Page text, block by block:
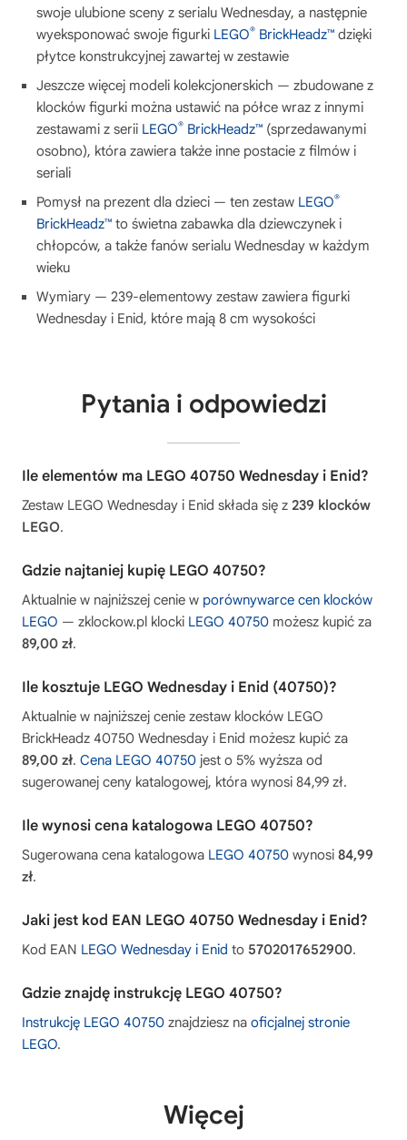
swoje ulubione sceny z serialu Wednesday, a następnie
wyeksponować swoje figurki LEGO® BrickHeadz™ dzięki
płytce konstrukcyjnej zawartej w zestawie
Jeszcze więcej modeli kolekcjonerskich — zbudowane z
klocków figurki można ustawić na półce wraz z innymi
zestawami z serii LEGO® BrickHeadz™ (sprzedawanymi
osobno), która zawiera także inne postacie z filmów i
seriali
Pomysł na prezent dla dzieci — ten zestaw LEGO®
BrickHeadz™ to świetna zabawka dla dziewczynek i
chłopców, a także fanów serialu Wednesday w każdym
wieku
Wymiary — 239-elementowy zestaw zawiera figurki
Wednesday i Enid, które mają 8 cm wysokości
Pytania i odpowiedzi
Ile elementów ma LEGO 40750 Wednesday i Enid?
Zestaw LEGO Wednesday i Enid składa się z 239 klocków
LEGO.
Gdzie najtaniej kupię LEGO 40750?
Aktualnie w najniższej cenie w porównywarce cen klocków
LEGO — zklockow.pl klocki LEGO 40750 możesz kupić za
89,00 zł.
Ile kosztuje LEGO Wednesday i Enid (40750)?
Aktualnie w najniższej cenie zestaw klocków LEGO
BrickHeadz 40750 Wednesday i Enid możesz kupić za
89,00 zł. Cena LEGO 40750 jest o 5% wyższa od
sugerowanej ceny katalogowej, która wynosi 84,99 zł.
Ile wynosi cena katalogowa LEGO 40750?
Sugerowana cena katalogowa LEGO 40750 wynosi 84,99
zł.
Jaki jest kod EAN LEGO 40750 Wednesday i Enid?
Kod EAN LEGO Wednesday i Enid to 5702017652900.
Gdzie znajdę instrukcję LEGO 40750?
Instrukcję LEGO 40750 znajdziesz na oficjalnej stronie
LEGO.
Więcej